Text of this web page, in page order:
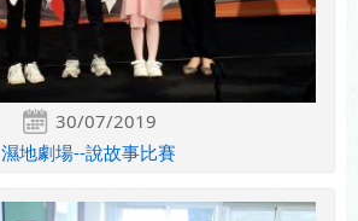
30/07/2019
濕地劇場--說故事比賽